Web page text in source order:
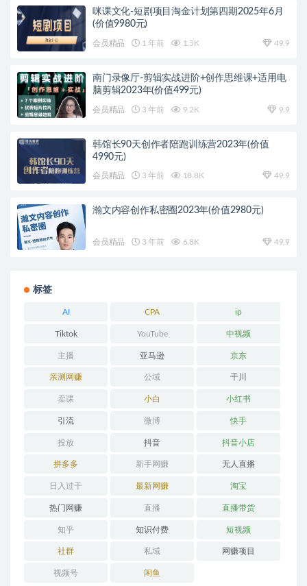
咪课文化-短剧项目淘金计划第四期2025年6月
(价值9980元)
会员精品 1 年前 1.5K 49.9
南门录像厅-剪辑实战进阶+创作思维课+适用电
脑剪辑2023年(价值499元)
会员精品 3 年前 9.2K 9.9
韩馆长90天创作者陪跑训练营2023年(价值
4990元)
会员精品 3 年前 18.8K 49.9
瀚文内容创作私密圈2023年(价值2980元)
会员精品 3 年前 6.8K 49.9
标签
AI CPA ip
Tiktok YouTube 中视频
主播 亚马逊 京东
亲测网赚 公域 千川
卖课 小白 小红书
引流 微博 快手
投放 抖音 抖音小店
拼多多 新手网赚 无人直播
日入过千 最新网赚 淘宝
热门网赚 直播 直播带货
知乎 知识付费 短视频
社群 私域 网赚项目
视频号 闲鱼